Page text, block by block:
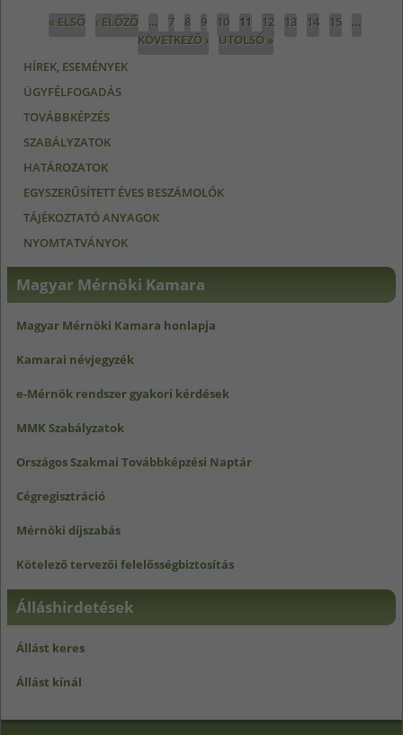
TARTALOMMAL KAPCSOLATOSAN
Oldalak« ELSŐ ‹ ELŐZŐ … 7 8 9 10 11 12 13 14 15
…
KÖVETKEZŐ ›
UTOLSÓ »
HÍREK, ESEMÉNYEK
ÜGYFÉLFOGADÁS
TOVÁBBKÉPZÉS
SZABÁLYZATOK
HATÁROZATOK
EGYSZERŰSÍTETT ÉVES BESZÁMOLÓK
TÁJÉKOZTATÓ ANYAGOK
NYOMTATVÁNYOK
Magyar Mérnöki Kamara
Magyar Mérnöki Kamara honlapja
Kamarai névjegyzék
e-Mérnök rendszer gyakori kérdések
MMK Szabályzatok
Országos Szakmai Továbbképzési Naptár
Cégregisztráció
Mérnöki díjszabás
Kötelező tervezői felelősségbiztosítás
Álláshirdetések
Állást keres
Állást kínál